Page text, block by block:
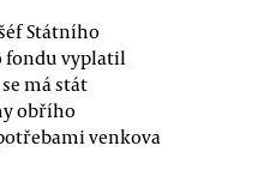
Státního
fondu vyplatil
má stát
obřího
venkova